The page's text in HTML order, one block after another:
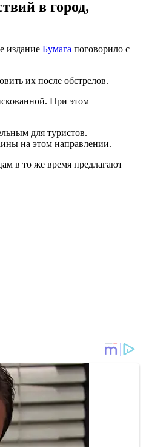
в город,
издание Бумага поговорило с
их после обстрелов.
При этом
для туристов.
на этом направлении.
в то же время предлагают